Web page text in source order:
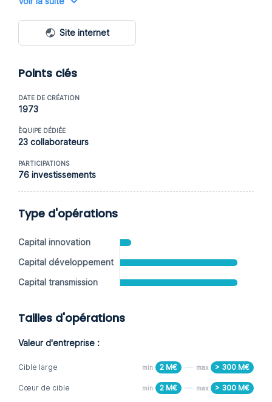
projets dans des phases clés de la vie de l'entreprise:
développement, recomposition d’actionnariat,
optimisation de la structure financière, transmission
Site internet
Points clés
DATE DE CRÉATION
1973
ÈQUIPE DÉDIÉE
23 collaborateurs
PARTICIPATIONS
76 investissements
Type d'opérations
Capital innovation
Capital développement
Capital transmission
Tailles d'opérations
Valeur d'entreprise :
Cible large min 2 M€ max > 300 M€
Cœur de cible min 2 M€ max > 300 M€